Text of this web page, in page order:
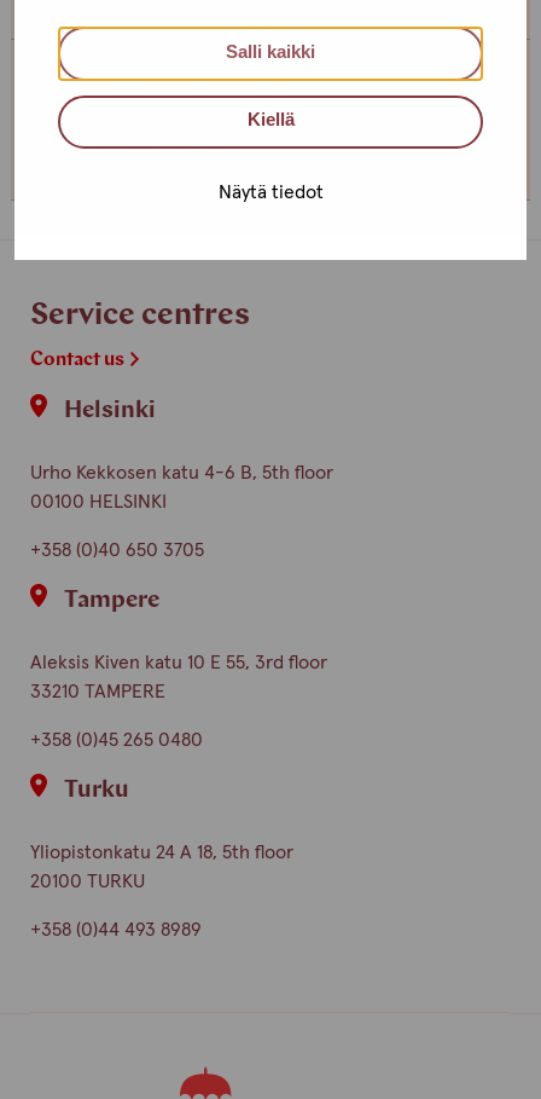
Salli kaikki
Kiellä
Näytä tiedot
Service centre Helsinki
+358 (0)40 650 3705
Service centres
Contact us
Helsinki
Urho Kekkosen katu 4-6 B, 5th floor
00100 HELSINKI
+358 (0)40 650 3705
Tampere
Aleksis Kiven katu 10 E 55, 3rd floor
33210 TAMPERE
+358 (0)45 265 0480
Turku
Yliopistonkatu 24 A 18, 5th floor
20100 TURKU
+358 (0)44 493 8989